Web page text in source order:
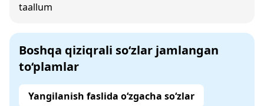
taallum
Boshqa qiziqrali so‘zlar jamlangan
to‘plamlar
Yangilanish faslida o‘zgacha so‘zlar